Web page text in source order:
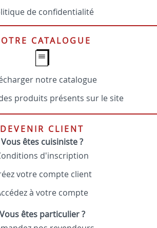
de confidentialité
CATALOGUE
notre catalogue
produits présents sur le site
DEVENIR CLIENT
Vous êtes cuisiniste ?
d'inscription
votre compte client
à votre compte
Vous êtes particulier ?